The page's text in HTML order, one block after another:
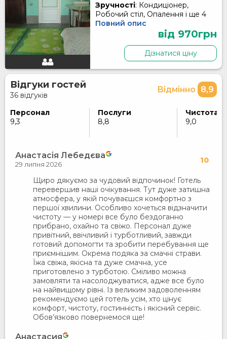
Зручності: Кондиціонер,
Робочий стіл, Опалення і ще 4
Повний опис
від 970грн
Дізнатися ціну
Відгуки гостей
36 відгуків
Відмінно 8,9
Персонал
9,3
Послуги
8,8
Чистота
9,0
Анастасія Лебедєва 10
29 липня 2026
Щиро дякуємо за чудовий відпочинок! Готель
перевершив наші очікування. Тут дуже затишна
атмосфера, у якій почуваєшся комфортно з
першої хвилини. Особливо хочеться відзначити
чистоту — у номері все було бездоганно
прибрано, охайно та свіжо. Персонал дуже
привітний, ввічливий і турботливий, завжди
готовий допомогти та зробити перебування ще
приємнішим. Окрема подяка за смачні страви.
Їжа свіжа, якісна та дуже смачна, усе
приготовлено з турботою. Сміливо можна
замовляти та насолоджуватися, адже все було
на найвищому рівні. Із великим задоволенням
рекомендуємо цей готель усім, хто цінує
комфорт, чистоту, гостинність і якісний сервіс.
Обов’язково повернемося ще!
Анастасия